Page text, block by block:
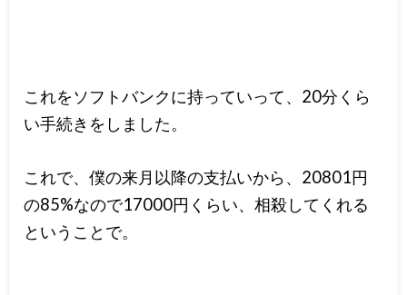
これをソフトバンクに持っていって、20分くら
い手続きをしました。
これで、僕の来月以降の支払いから、20801円
の85%なので17000円くらい、相殺してくれる
ということで。